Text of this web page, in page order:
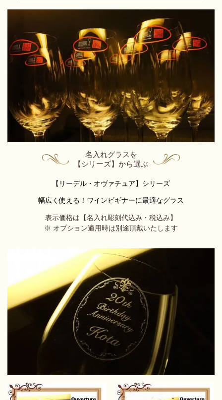
名入れグラスを
【シリーズ】から選ぶ
【 リーデル・オヴァチュア 】 シリーズ
幅広く使える！ワインビギナーに最適なグラス
表示価格は【名入れ彫刻代込み・税込み】
※ オプション適用時は別途頂戴いたします